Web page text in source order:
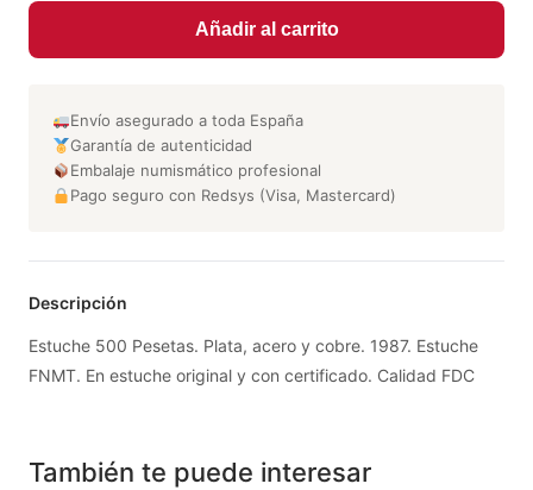
Añadir al carrito
Envío asegurado a toda España
Garantía de autenticidad
Embalaje numismático profesional
Pago seguro con Redsys (Visa, Mastercard)
Descripción
Estuche 500 Pesetas. Plata, acero y cobre. 1987. Estuche
FNMT. En estuche original y con certificado. Calidad FDC
También te puede interesar